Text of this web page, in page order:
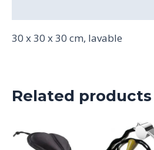
30 x 30 x 30 cm, lavable
Related products